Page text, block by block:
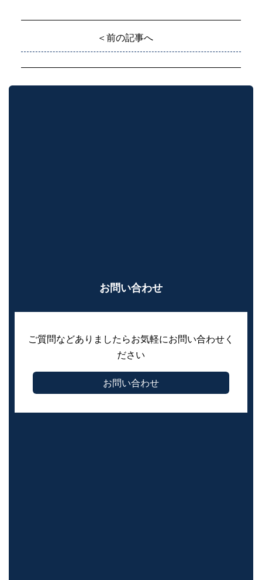
＜前の記事へ
お問い合わせ
ご質問などありましたらお気軽にお問い合わせく
ださい
お問い合わせ